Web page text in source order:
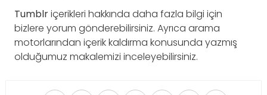
Tumblriçerikleri hakkında daha fazla bilgi için
bizlere yorum gönderebilirsiniz. Ayrıca arama
motorlarından içerik kaldırma konusunda yazmış
olduğumuz makalemizi inceleyebilirsiniz.